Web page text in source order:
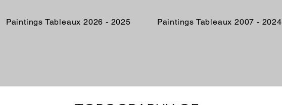
Paintings Tableaux 2026 - 2025 Paintings Tableaux 2007 - 2024